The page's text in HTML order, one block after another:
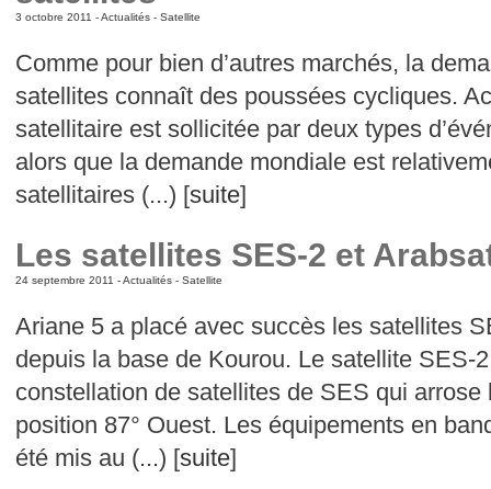
3 octobre 2011 -Actualités- Satellite
Comme pour bien d’autres marchés, la
satellites connaît des poussées cycliques.
satellitaire est sollicitée par deux types
alors que la demande mondiale est
satellitaires (...) [suite]
Les satellites SES-2 et
24 septembre 2011 -Actualités- Satellite
Ariane 5 a placé avec succès les satellites
depuis la base de Kourou. Le satellite SES-
constellation de satellites de SES qui arrose
position 87° Ouest. Les équipements en
été mis au (...) [suite]